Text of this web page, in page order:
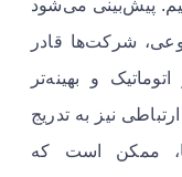
پیش‌بینی می‌شود
شرکت‌ها قادر
و بهینه‌تر
نیز به تدریج
ممکن است که